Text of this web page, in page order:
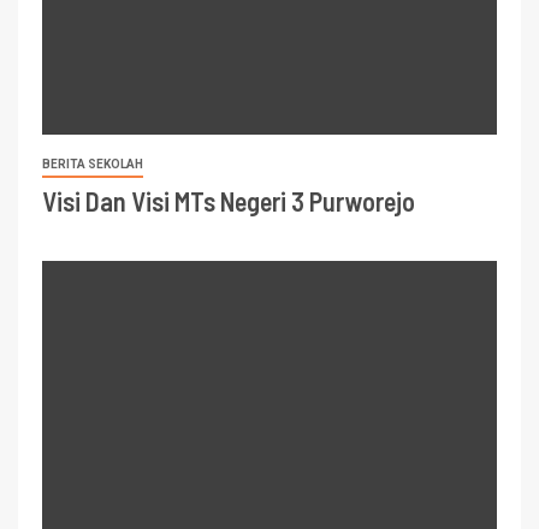
BERITA SEKOLAH
Visi Dan Visi MTs Negeri 3 Purworejo